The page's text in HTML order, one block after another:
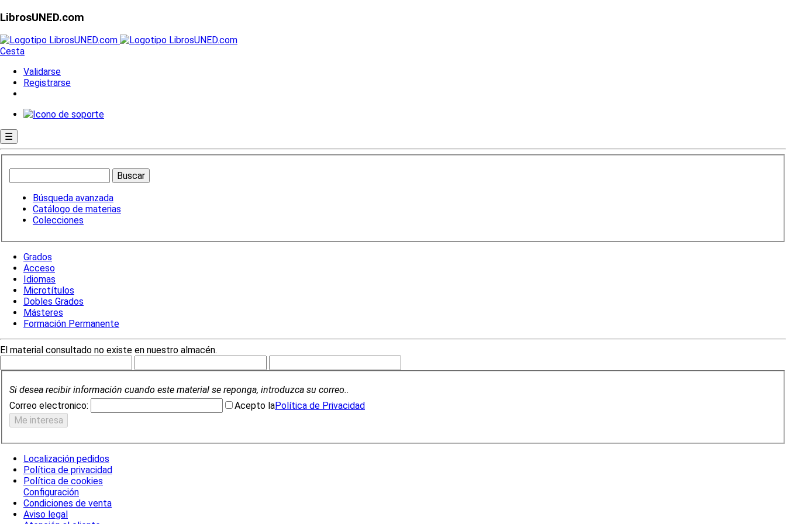
LibrosUNED.com
Cesta
Validarse
Registrarse
☰
Búsqueda avanzada
Catálogo de materias
Colecciones
Grados
Acceso
Idiomas
Microtítulos
Dobles Grados
Másteres
Formación Permanente
El material consultado no existe en nuestro almacén.
Si desea recibir información cuando este material se reponga, introduzca su correo..
Correo electronico:
Acepto laPolítica de Privacidad
Localización pedidos
Política de privacidad
Política de cookies
Configuración
Condiciones de venta
Aviso legal